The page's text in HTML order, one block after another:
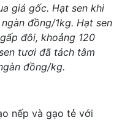
giá gốc. Hạt sen khi
đồng/1kg. Hạt sen
đôi, khoảng 120
tươi đã tách tâm
đồng/kg.
nếp và gạo tẻ với